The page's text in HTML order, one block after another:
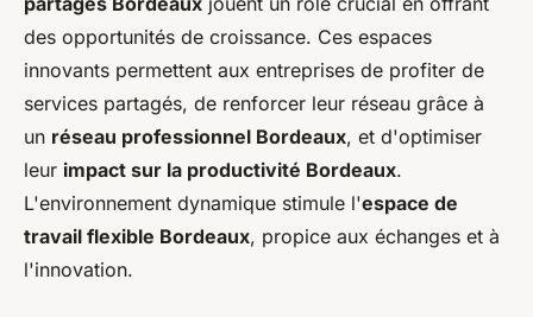
des opportunités de croissance. Ces espaces
innovants permettent aux entreprises de profiter de
services partagés, de renforcer leur réseau grâce à
un réseau professionnel Bordeaux, et d'optimiser
leur impact sur la productivité Bordeaux.
L'environnement dynamique stimule l'espace de
travail flexible Bordeaux, propice aux échanges et à
l'innovation.